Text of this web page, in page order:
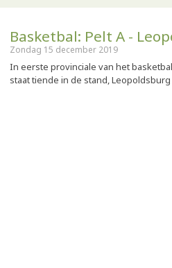
Basketbal: Pelt A -
Zondag 15 december 2019
In eerste provinciale van het
staat tiende in de stand,